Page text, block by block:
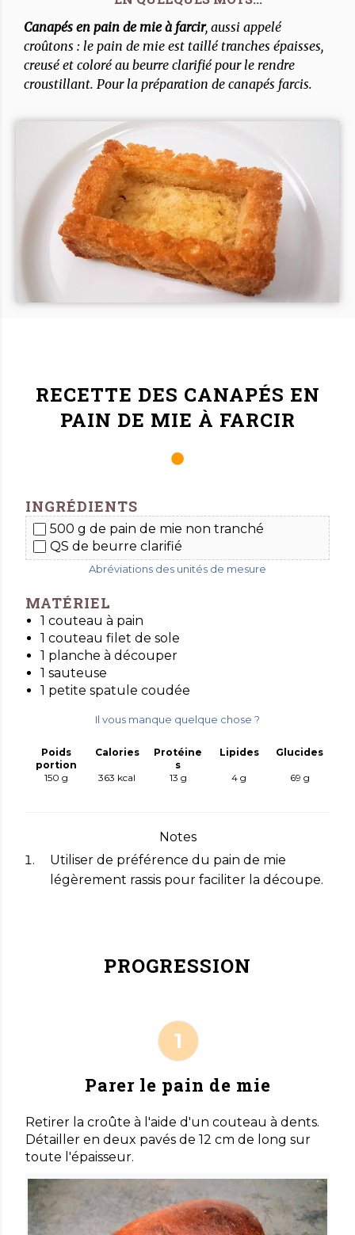
Canapés en pain de mie à farcir, aussi appelé
croûtons : le pain de mie est taillé tranches épaisses,
creusé et coloré au beurre clarifié pour le rendre
croustillant. Pour la préparation de canapés farcis.
RECETTE DES CANAPÉS EN
PAIN DE MIE À FARCIR
INGRÉDIENTS
500 g de pain de mie non tranché
QS de beurre clarifié
Abréviations des unités de mesure
MATÉRIEL
1 couteau à pain
1 couteau filet de sole
1 planche à découper
1 sauteuse
1 petite spatule coudée
Il vous manque quelque chose ?
Poids
portion
Calories
Protéine
s
Lipides Glucides
150 g 363 kcal 13 g 4 g 69 g
Notes
Utiliser de préférence du pain de mie
légèrement rassis pour faciliter la découpe.
PROGRESSION
Parer le pain de mie
Retirer la croûte à l'aide d'un couteau à dents.
Détailler en deux pavés de 12 cm de long sur
toute l'épaisseur.